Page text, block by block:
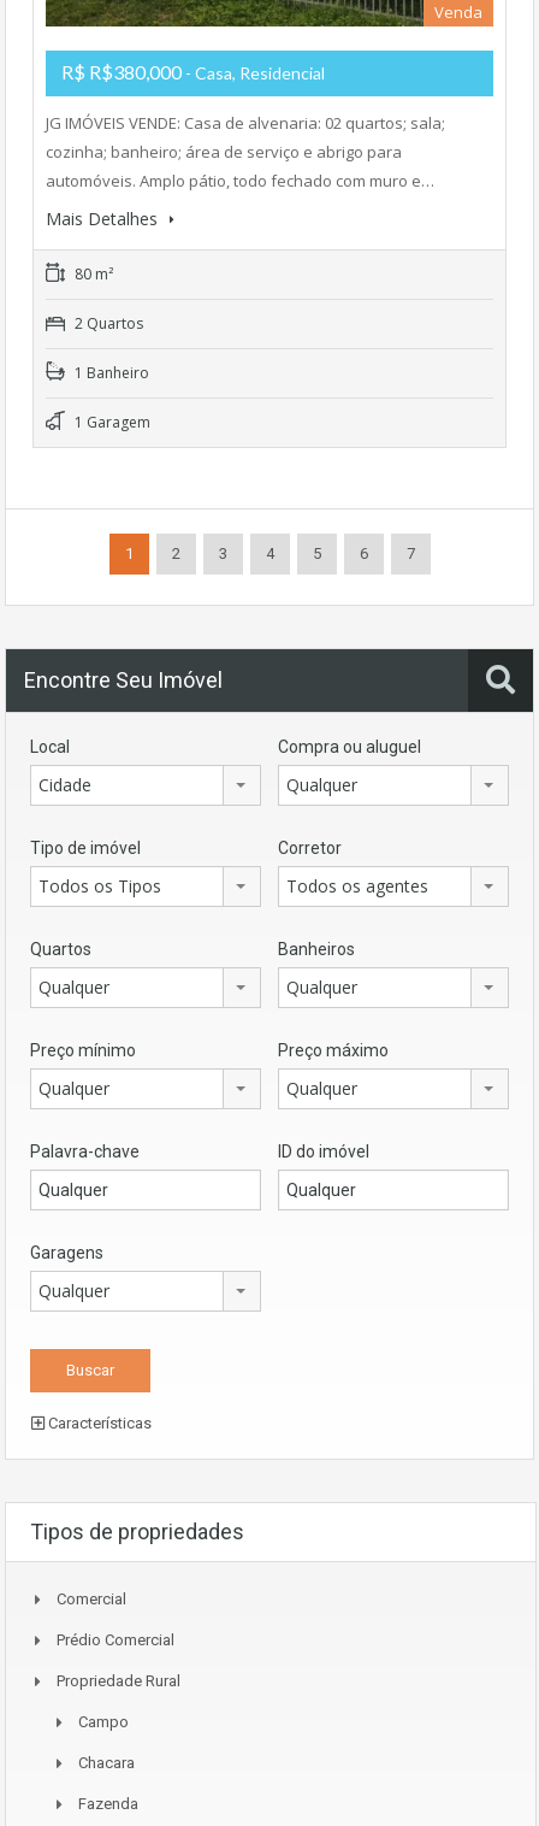
Venda
R$ R$380,000 - Casa, Residencial
JG IMÓVEIS VENDE: Casa de alvenaria: 02 quartos; sala;
cozinha; banheiro; área de serviço e abrigo para
automóveis. Amplo pátio, todo fechado com muro e…
Mais Detalhes
80 m²
2 Quartos
1 Banheiro
1 Garagem
1 2 3 4 5 6 7
Encontre Seu Imóvel
Local
Cidade
Compra ou aluguel
Qualquer
Tipo de imóvel
Todos os Tipos
Corretor
Todos os agentes
Quartos
Qualquer
Banheiros
Qualquer
Preço mínimo
Qualquer
Preço máximo
Qualquer
Palavra-chave ID do imóvel
Garagens
Qualquer
Características
Tipos de propriedades
Comercial
Prédio Comercial
Propriedade Rural
Campo
Chacara
Fazenda